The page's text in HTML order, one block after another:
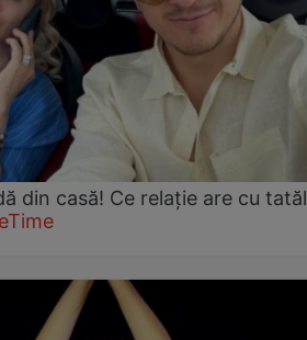
din casă! Ce relație are cu